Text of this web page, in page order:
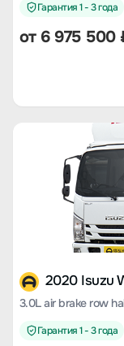
Гарантия 1 - 3 года
от 6 975 500
2020 Isuzu
3.0L air brake row
Гарантия 1 - 3 года